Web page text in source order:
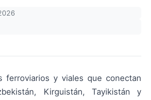
ferroviarios y viales que conectan
Kirguistán, Tayikistán y